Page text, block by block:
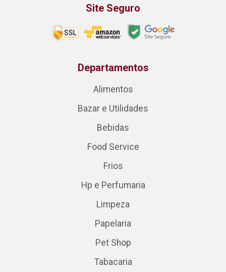
Site Seguro
Departamentos
Alimentos
Bazar e Utilidades
Bebidas
Food Service
Frios
Hp e Perfumaria
Limpeza
Papelaria
Pet Shop
Tabacaria